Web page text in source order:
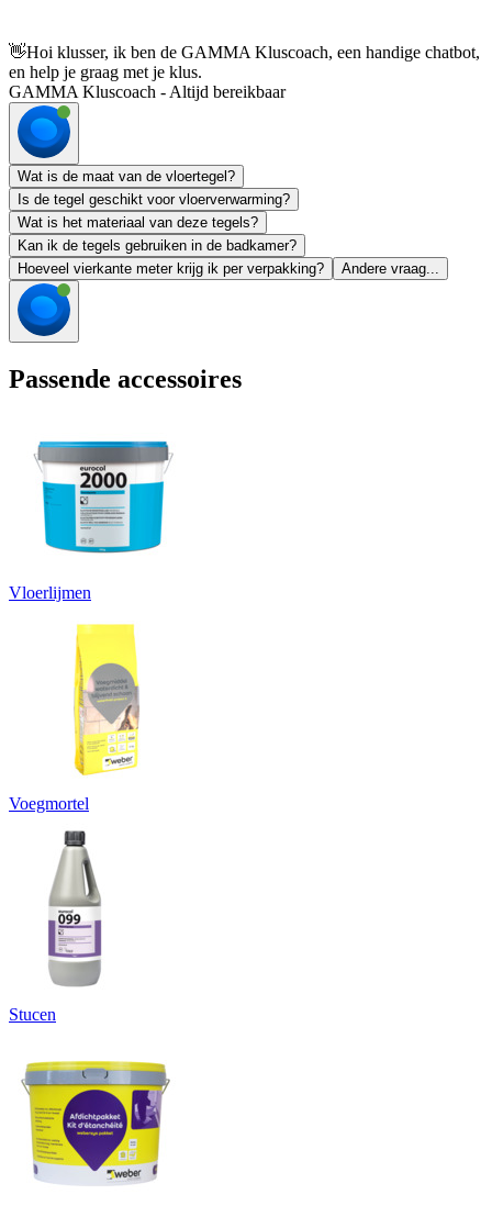
👋Hoi klusser, ik ben de GAMMA Kluscoach, een handige chatbot,
en help je graag met je klus.
GAMMA Kluscoach - Altijd bereikbaar
Wat is de maat van de vloertegel?
Is de tegel geschikt voor vloerverwarming?
Wat is het materiaal van deze tegels?
Kan ik de tegels gebruiken in de badkamer?
Hoeveel vierkante meter krijg ik per verpakking?
Andere vraag...
Passende accessoires
Vloerlijmen
Voegmortel
Stucen